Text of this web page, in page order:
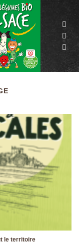
le territoire